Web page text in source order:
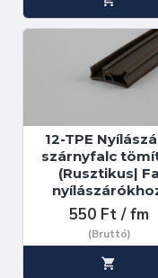
12-TPE
szárnyfalc
(Rusztikus| Fa
550 Ft / fm
(Bruttó)